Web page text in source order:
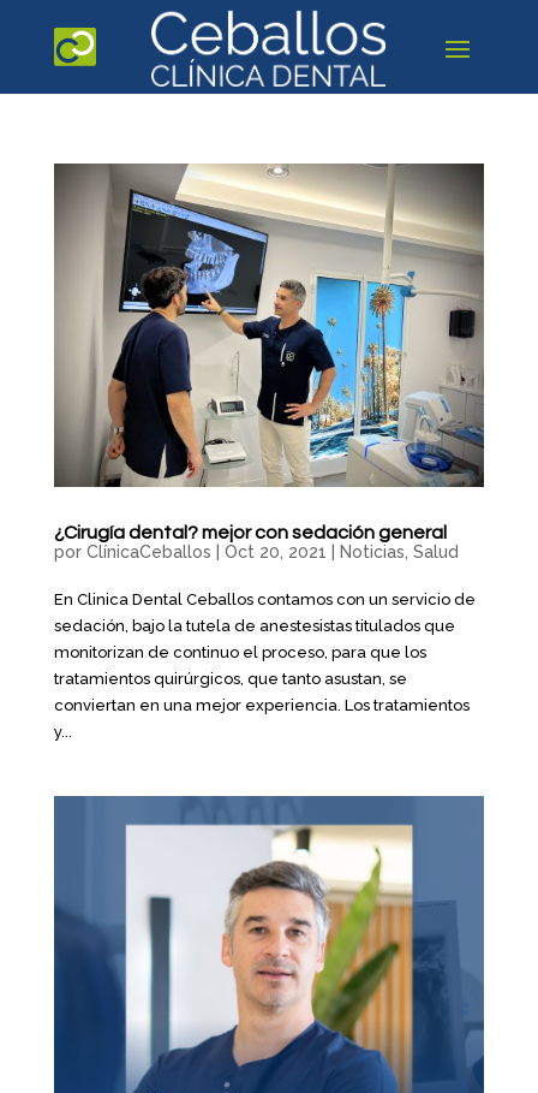
¿Cirugía dental? mejor con sedación general
por ClínicaCeballos Oct 20, 2021 Noticias Salud
En Clinica Dental Ceballos contamos con un servicio de
sedación, bajo la tutela de anestesistas titulados que
monitorizan de continuo el proceso, para que los
tratamientos quirúrgicos, que tanto asustan, se
conviertan en una mejor experiencia. Los tratamientos
y...